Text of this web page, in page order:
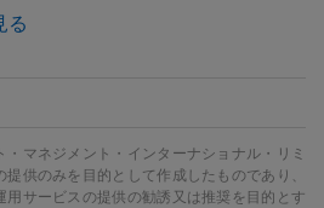
る
マネジメント・インターナショナル・リミ
供のみを目的として作成したものであり、
サービスの提供の勧誘又は推奨を目的とす